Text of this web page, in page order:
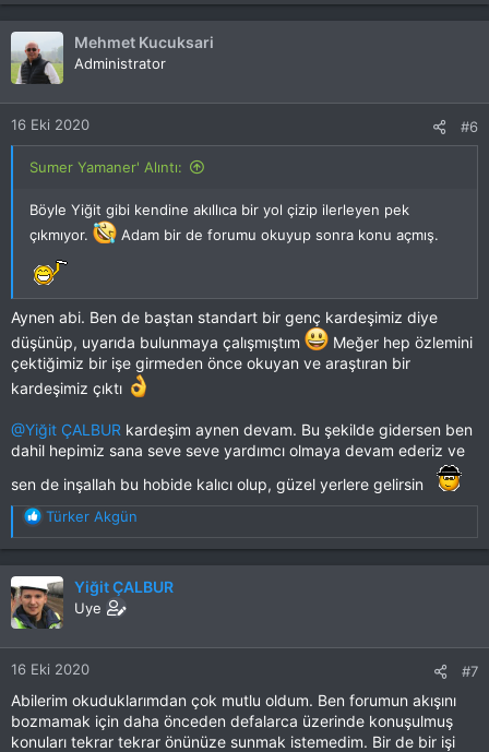
k
l
e
:
Mehmet Kucuksari
Administrator
16 Eki 2020 #6
Sumer Yamaner' Alıntı:
Böyle Yiğit gibi kendine akıllıca bir yol çizip ilerleyen pek
çıkmıyor.
Adam bir de forumu okuyup sonra konu açmış.
Aynen abi. Ben de baştan standart bir genç kardeşimiz diye
düşünüp, uyarıda bulunmaya çalışmıştım
Meğer hep özlemini
çektiğimiz bir işe girmeden önce okuyan ve araştıran bir
kardeşimiz çıktı
@Yiğit ÇALBUR kardeşim aynen devam. Bu şekilde gidersen ben
dahil hepimiz sana seve seve yardımcı olmaya devam ederiz ve
sen de inşallah bu hobide kalıcı olup, güzel yerlere gelirsin
T
e
p
k
i
l
e
r
:
Türker Akgün
Yiğit ÇALBUR
Uye
16 Eki 2020 #7
Abilerim okuduklarımdan çok mutlu oldum. Ben forumun akışını
bozmamak için daha önceden defalarca üzerinde konuşulmuş
konuları tekrar tekrar önünüze sunmak istemedim. Bir de bir işi